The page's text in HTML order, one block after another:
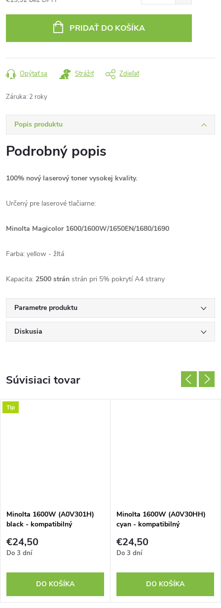
PRIDAŤ DO KOŠÍKA
Opýtať sa Strážiť Zdieľať
Záruka: 2 roky
Popis produktu
Podrobný popis
100% nový laserový toner vysokej kvality.
Určený pre laserové tlačiarne:
Minolta Magicolor 1600/1600W/1650EN/1680/1690
Farba: yellow - žltá
Kapacita: 2500 strán strán pri 5% pokrytí A4 strany
Parametre produktu
Diskusia
Súvisiaci tovar
Tip
Minolta 1600W (A0V301H)
black - kompatibilný
€24,50
Do 3 dní
DO KOŠÍKA
Minolta 1600W (A0V30HH)
cyan - kompatibilný
€24,50
Do 3 dní
DO KOŠÍKA